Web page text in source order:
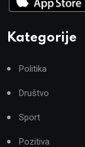
Kategorije
Politika
Društvo
Sport
Pozitiva